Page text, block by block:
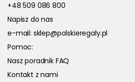
+48 509 086 800
Napisz do nas
e-mail: sklep@polskieregaly.pl
Pomoc:
Nasz poradnik FAQ
Kontakt z nami